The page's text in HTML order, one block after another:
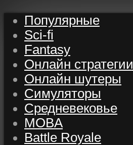
Популярные
Sci-fi
Fantasy
Онлайн стратегии
Онлайн шутеры
Симуляторы
Средневековье
MOBA
Battle Royale